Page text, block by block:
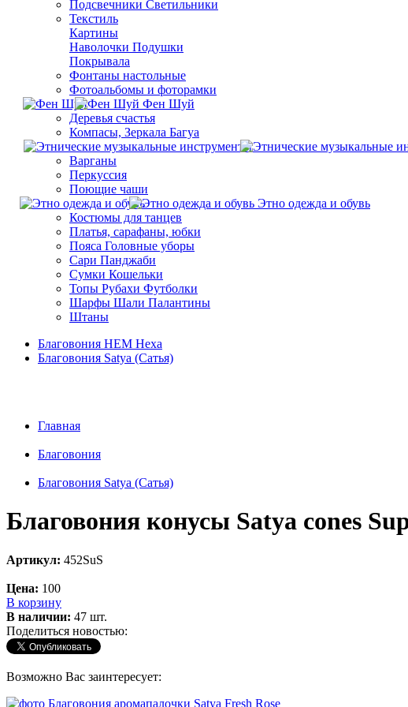
Подсвечники Светильники
Текстиль
Картины
Наволочки Подушки
Покрывала
Фонтаны настольные
Фотоальбомы и фоторамки
Фен Шуй
Деревья счастья
Компасы, Зеркала Багуа
Варганы
Перкуссия
Поющие чаши
Этно одежда и обувь
Костюмы для танцев
Платья, сарафаны, юбки
Пояса Головные уборы
Сари Панджаби
Сумки Кошельки
Топы Рубахи Футболки
Шарфы Шали Палантины
Штаны
Благовония HEM Hexa
Благовония Satya (Сатья)
Главная
Благовония
Благовония Satya (Сатья)
Благовония конусы Satya cones
Артикул: 452SuS
Цена: 100
В корзину
В наличии: 47 шт.
Поделиться новостью:
Возможно Вас заинтересует: